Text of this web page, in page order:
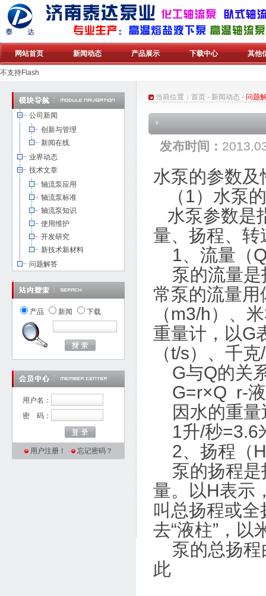
网站首页 新闻动态 产品展示 下载中心 其他
不支持Flash
公司新闻
创新与管理
新闻在线
业界动态
技术文章
轴流泵应用
轴流泵标准
轴流泵知识
使用维护
开发研究
新技术新材料
问题解答
产品 新闻 下载
用户名：
密 码：
用户注册！ 忘记密码？
当前位置： 首页 - 新闻动态 - 问题
发布时间：
水泵的参数及
（1）水泵
水泵参数是
量、扬程、
1、流量（
泵的流量是
常泵的流量
（m3/h）、
重量计，以G
（t/s）、千
G与Q的关
G=r×Q r-液
因水的重量
1升/秒=3.6
2、扬程（
泵的扬程是
量。以H表示
叫总扬程或
去“液柱”，以
泵的总扬程
此